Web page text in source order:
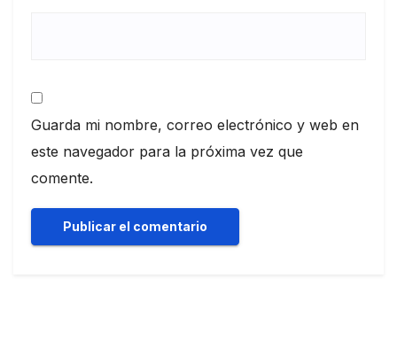
Guarda mi nombre, correo electrónico y web en
este navegador para la próxima vez que
comente.